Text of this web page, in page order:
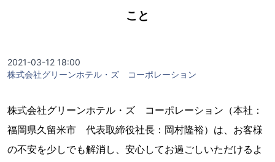
こと
2021-03-12 18:00
株式会社グリーンホテル・ズ コーポレーション
株式会社グリーンホテル・ズ コーポレーション（本社：
福岡県久留米市 代表取締役社長：岡村隆裕）は、お客様
の不安を少しでも解消し、安心してお過ごしいただけるよ